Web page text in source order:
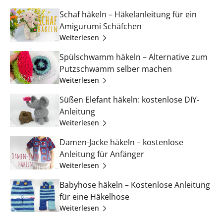
Schaf häkeln – Häkelanleitung für ein
Amigurumi Schäfchen
Weiterlesen
Spülschwamm häkeln – Alternative zum
Putzschwamm selber machen
Weiterlesen
Süßen Elefant häkeln: kostenlose DIY-
Anleitung
Weiterlesen
Damen-Jacke häkeln – kostenlose
Anleitung für Anfänger
Weiterlesen
Babyhose häkeln – Kostenlose Anleitung
für eine Häkelhose
Weiterlesen